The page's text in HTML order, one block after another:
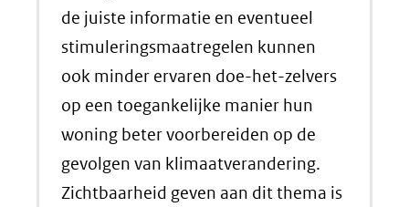
de juiste informatie en eventueel
stimuleringsmaatregelen kunnen
ook minder ervaren doe-het-zelvers
op een toegankelijke manier hun
woning beter voorbereiden op de
gevolgen van klimaatverandering.
Zichtbaarheid geven aan dit thema is